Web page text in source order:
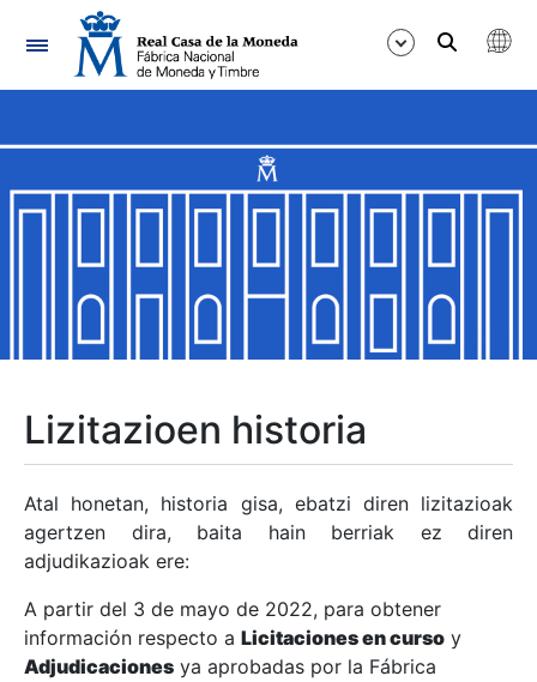
Nabigazioa
Erakutsi/Ezkutatu
Erakutsi/Ezkutatu
Erakutsi/Ezkutatu
Erakutsi/Ezkutatu
Erakutsi/Ezkutatu
Erakutsi/Ezkutatu
Lizitazioen historia
Atal honetan, historia gisa, ebatzi diren lizitazioak
agertzen dira, baita hain berriak ez diren
adjudikazioak ere:
A partir del 3 de mayo de 2022, para obtener
información respecto a Licitaciones en curso y
Adjudicaciones ya aprobadas por la Fábrica